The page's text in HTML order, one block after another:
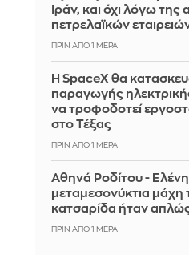
Ιράν, και όχι λόγω
πετρελαϊκών
ΠΡΙΝ ΑΠΌ 1 ΜΈΡΑ
Η SpaceX θα
παραγωγής
να τροφοδοτεί
στο Τέξας
ΠΡΙΝ ΑΠΌ 1 ΜΈΡΑ
Αθηνά Ροδίτου -
μεταμεσονύκτια μάχη
κατσαρίδα ήταν
ΠΡΙΝ ΑΠΌ 1 ΜΈΡΑ